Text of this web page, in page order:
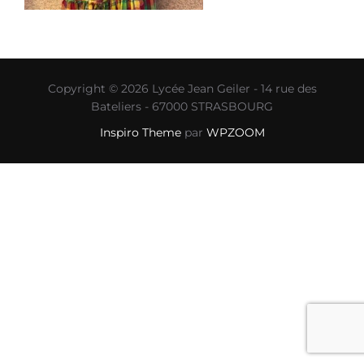
Copyright © 2026 Lycée Jean Geiler - 14 rue des
Bateliers - 67000 STRASBOURG
Inspiro Themepar WPZOOM